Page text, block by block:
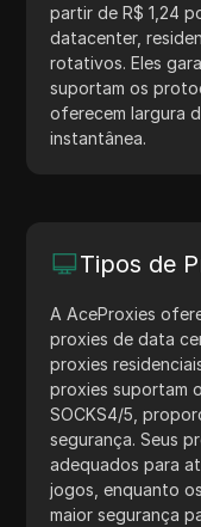
partir de R$ 1,24
datacenter,
rotativos. Eles
suportam os
oferecem largura
instantânea.
Tipos de
A AceProxies
proxies de data
proxies
proxies suportam
SOCKS4/5,
segurança. Seus
adequados para
jogos, enquanto
maior segurança